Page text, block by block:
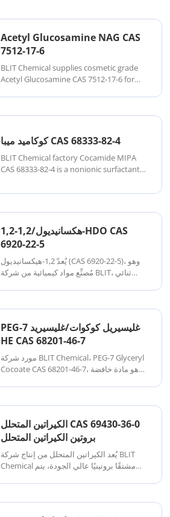
Acetyl Glucosamine NAG CAS
7512-17-6
BLIT Chemical supplies cosmetic grade
Acetyl Glucosamine CAS 7512-17-6 for
recognized by cosmetic manufacturers
quality,...
كوكاميد ميبا CAS 68333-82-4
BLIT Chemical factory Cocamide MIPA
CAS 68333-82-4 is a nonionic surfactant
monoisopropanolamine, widely used as
stabilizer in personal care and cleaning ...
1,2-هكسانيديول/1,2-HDO CAS
6920-22-5
يُعدّ 1,2-هيكسانيديول (CAS 6920-22-5)، وهو
مُصنِّع مواد كيميائية من شركة BLIT، ثنائي
العناية الشخصية والتركيبات الصناعية. يعمل
يوفر خصائص ممتازة...
PEG-7 غليسيريل كوكوات/غليسيريد
HE CAS 68201-46-7
مورد شركة BLIT Chemical، PEG-7 Glyceryl
Cocoate CAS 68201-46-7، هو مادة خافضة
الهند والجلسرين. يُستخدم على نطاق واسع
المرطبة الممتازة...
الكيراتين المتحلل CAS 69430-36-0
بروتين الكيراتين المتحلل
يُعد الكيراتين المتحلل من إنتاج شركة BLIT
Chemical مشتقًا بروتينيًا عالي الجودة، يتم
والريش والشعر. ويُستخدم على نطاق واسع